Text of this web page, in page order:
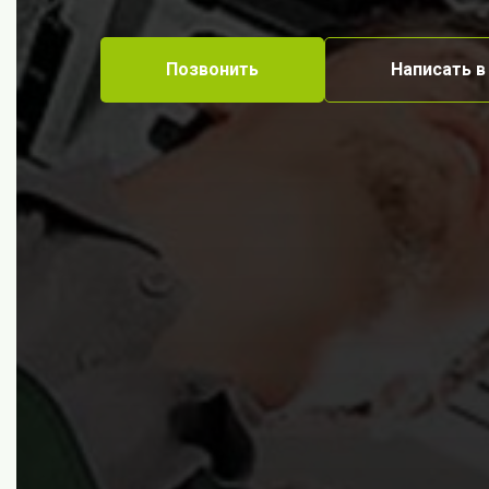
Позвонить Написать